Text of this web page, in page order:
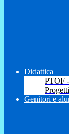
Didattica
PTOF
Progetti
Genitori e